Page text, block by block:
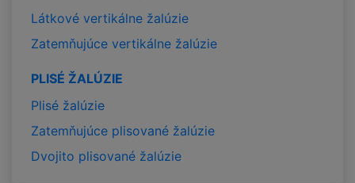
Látkové vertikálne žalúzie
Zatemňujúce vertikálne žalúzie
PLISÉ ŽALÚZIE
Plisé žalúzie
Zatemňujúce plisované žalúzie
Dvojito plisované žalúzie